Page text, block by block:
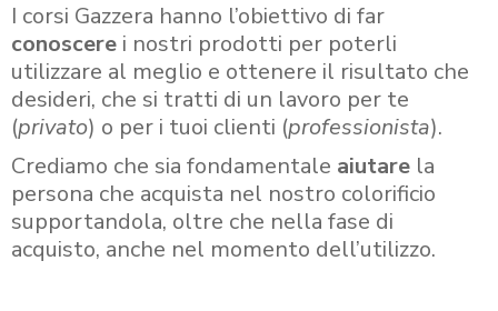
I corsi Gazzera hanno l’obiettivo di far
conoscere i nostri prodotti per poterli
utilizzare al meglio e ottenere il risultato che
desideri, che si tratti di un lavoro per te
(privato) o per i tuoi clienti (professionista).
Crediamo che sia fondamentale aiutare la
persona che acquista nel nostro colorificio
supportandola, oltre che nella fase di
acquisto, anche nel momento dell’utilizzo.